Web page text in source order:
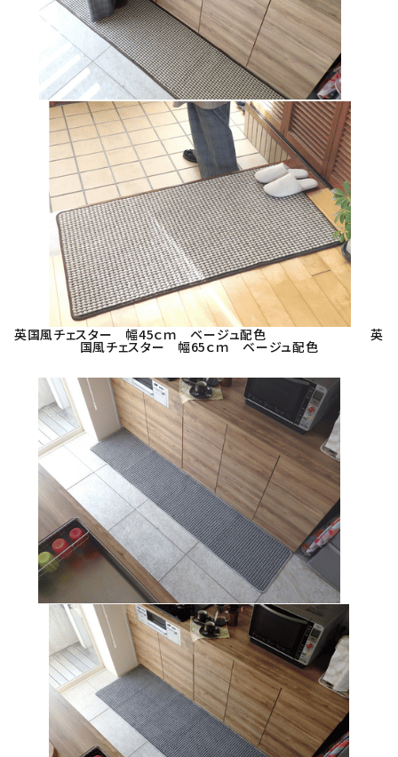
英国風チェスター 幅45ｃｍ ベージュ配色 英
国風チェスター 幅65ｃｍ ベージュ配色